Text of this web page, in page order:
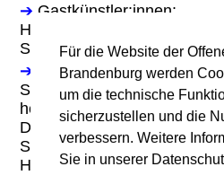
➔ Gastkünstler:innen:
Heidi Schwemer, Grafik,
Stempelarbeiten
➔
Programm:
Sa. 3.5.25: Tonfiguren und
herstellen,
Druckplatte bearbeiten
So. 4.5.25: Musik
Heisig, Tonfiguren und
Für die Website der
Brandenburg werden
um die technische
sicherzustellen und die
verbessern. Weitere
Sie in unserer